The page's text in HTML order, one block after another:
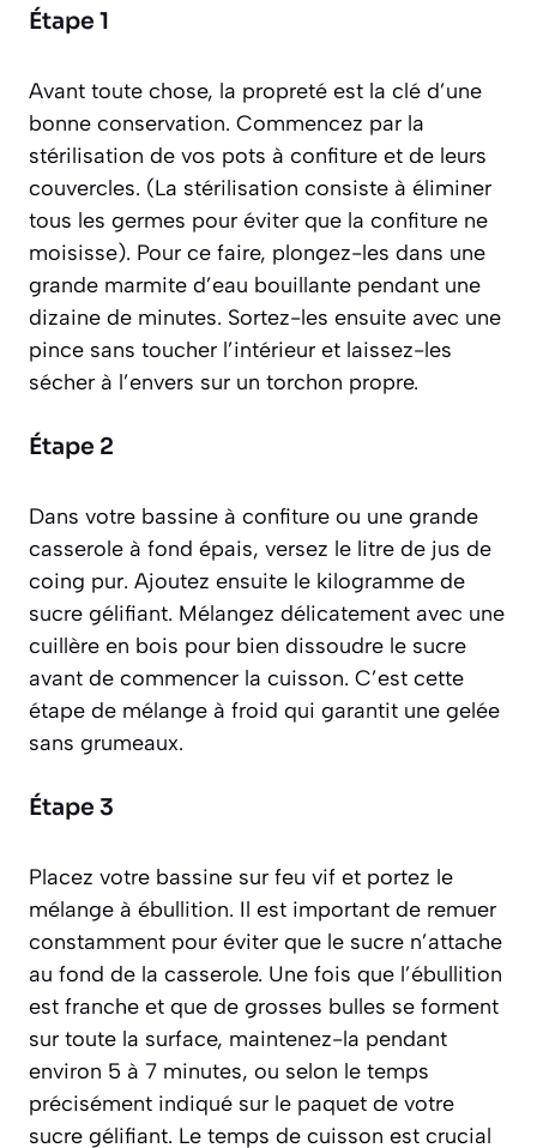
Étape 1
Avant toute chose, la propreté est la clé d’une
bonne conservation. Commencez par la
stérilisation de vos pots à confiture et de leurs
couvercles. (La stérilisation consiste à éliminer
tous les germes pour éviter que la confiture ne
moisisse). Pour ce faire, plongez-les dans une
grande marmite d’eau bouillante pendant une
dizaine de minutes. Sortez-les ensuite avec une
pince sans toucher l’intérieur et laissez-les
sécher à l’envers sur un torchon propre.
Étape 2
Dans votre bassine à confiture ou une grande
casserole à fond épais, versez le litre de jus de
coing pur. Ajoutez ensuite le kilogramme de
sucre gélifiant. Mélangez délicatement avec une
cuillère en bois pour bien dissoudre le sucre
avant de commencer la cuisson. C’est cette
étape de mélange à froid qui garantit une gelée
sans grumeaux.
Étape 3
Placez votre bassine sur feu vif et portez le
mélange à ébullition. Il est important de remuer
constamment pour éviter que le sucre n’attache
au fond de la casserole. Une fois que l’ébullition
est franche et que de grosses bulles se forment
sur toute la surface, maintenez-la pendant
environ 5 à 7 minutes, ou selon le temps
précisément indiqué sur le paquet de votre
sucre gélifiant. Le temps de cuisson est crucial